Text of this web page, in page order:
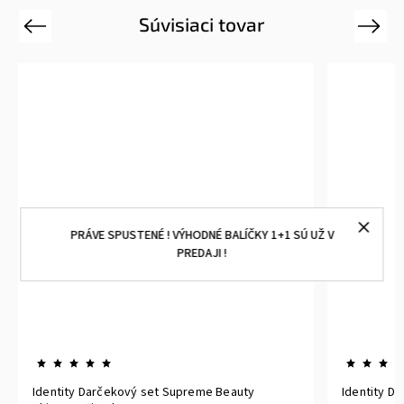
PRÁVE SPUSTENÉ ! VÝHODNÉ BALÍČKY 1+1 SÚ UŽ V
PREDAJI !
Súvisiaci tovar
Previous
Identity Darčekový set Supreme Beauty
Identity
Next